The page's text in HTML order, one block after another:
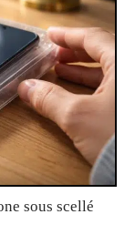
sous scellé